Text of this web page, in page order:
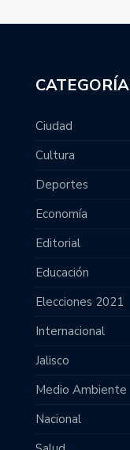
Ciudad
Cultura
Deportes
Economía
Editorial
Educación
Elecciones 2021
Internacional
Jalisco
Medio Ambiente
Nacional